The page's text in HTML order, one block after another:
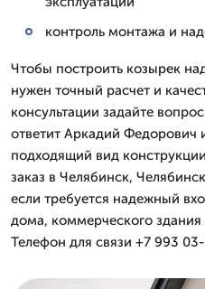
контроль монтажа и
Чтобы построить козырек
нужен точный расчет и
консультации задайте
ответит Аркадий Федорович
подходящий вид
заказ в Челябинск,
если требуется надежный
дома, коммерческого
Телефон для связи +7 993